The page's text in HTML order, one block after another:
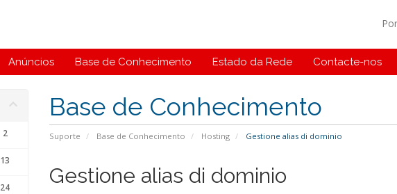
Anúncios Base de Conhecimento Estado da Rede Contacte-nos
Base de Conhecimento
Suporte Base de Conhecimento Hosting Gestione alias di dominio
2
13
24 Gestione alias di dominio